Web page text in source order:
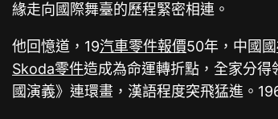
緣走向國際舞臺的歷程緊密相連。
他回憶道，19汽車零件報價50年，中國國
Skoda零件造成為命運轉折點，全家分得
國演義》連環畫，漢語程度突飛猛進。